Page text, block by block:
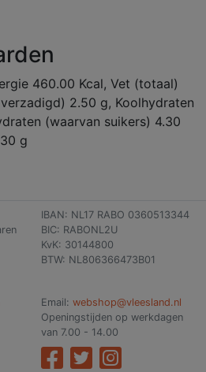
460.00 Kcal, Vet (totaal)
2.50 g, Koolhydraten
(waarvan suikers) 4.30
g
IBAN: NL17 RABO 0360513344
BIC: RABONL2U
KvK: 30144800
BTW: NL806366473B01
Email: webshop@vleesland.nl
Openingstijden op werkdagen
van 7.00 - 14.00